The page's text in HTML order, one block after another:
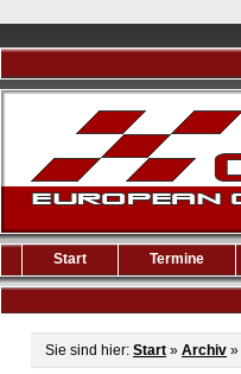
Start Termine
Sie sind hier: Start » Archiv »